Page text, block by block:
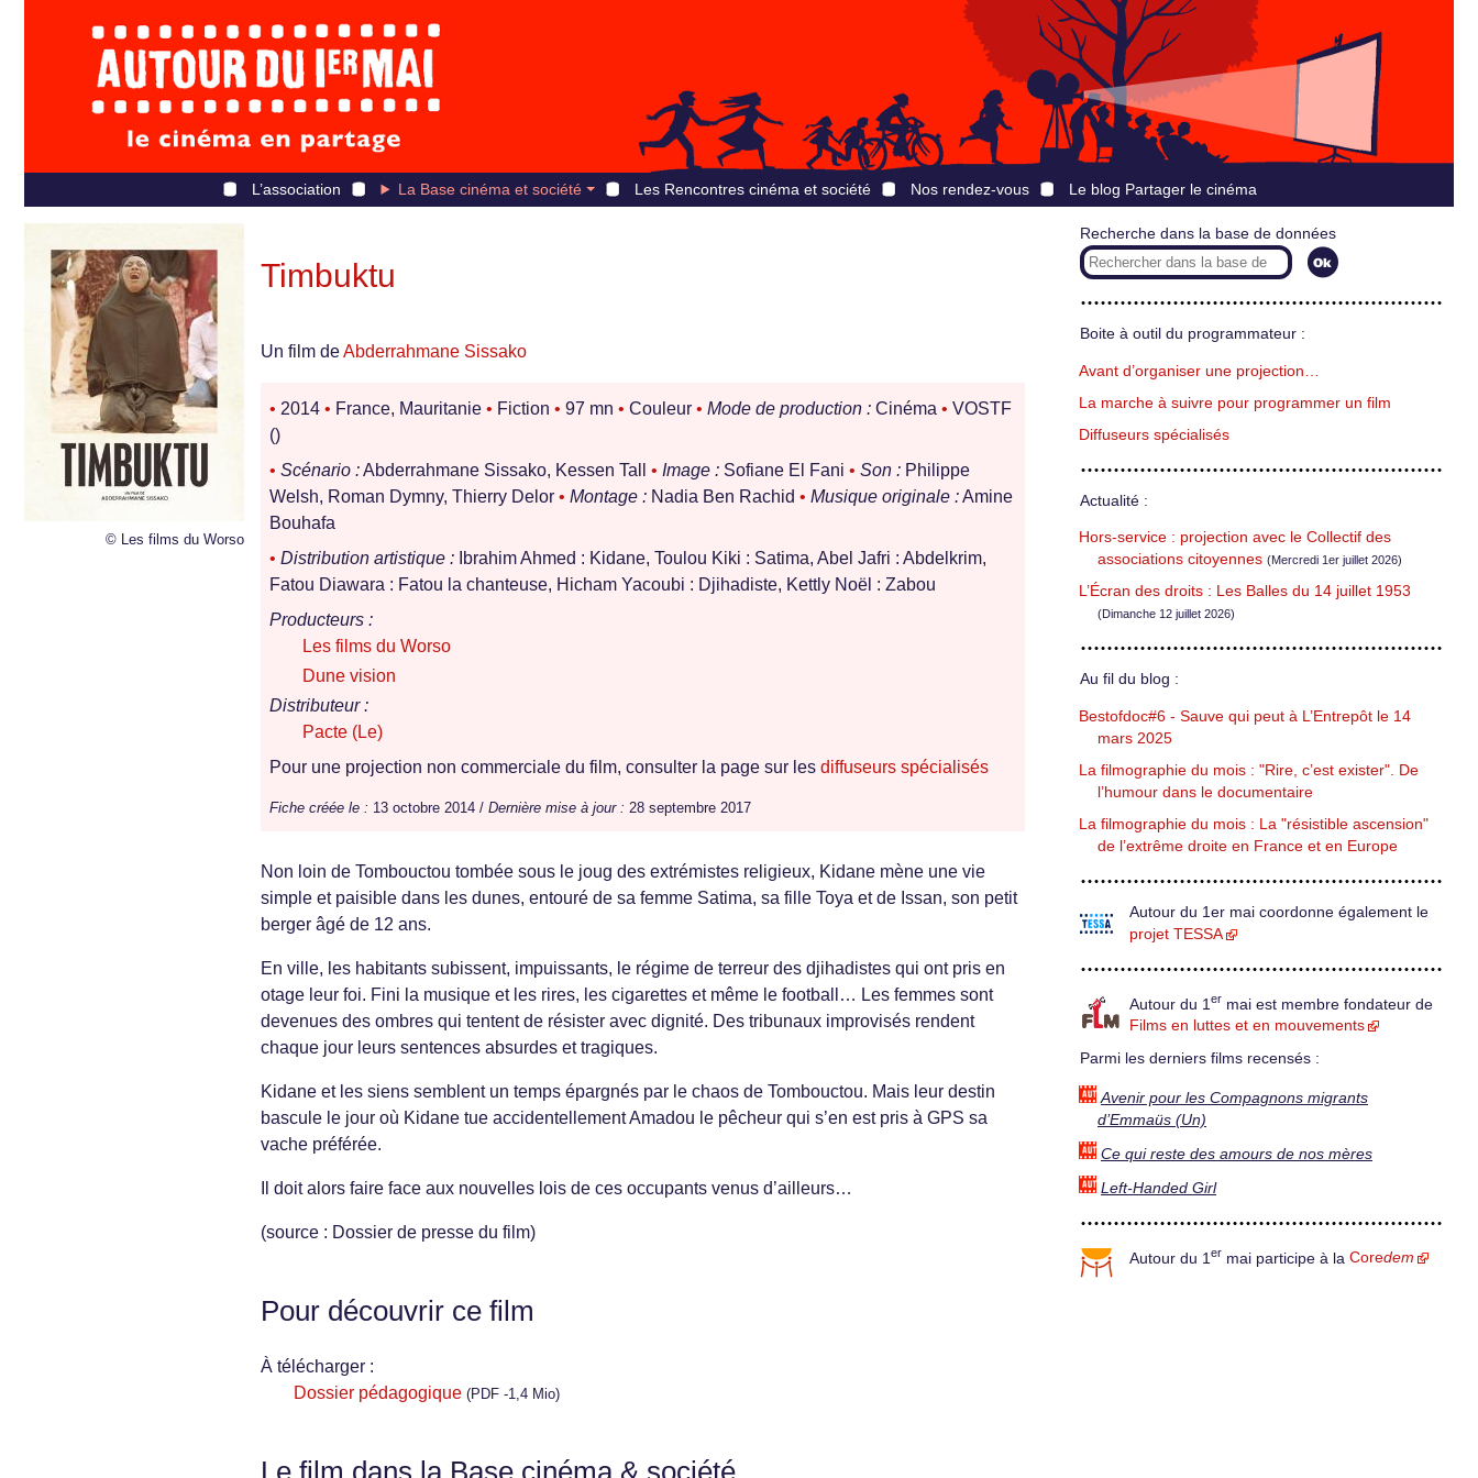
L’association La Base cinéma et société Les Rencontres cinéma et société Nos rendez-vous Le blog Partager le cinéma
© Les films du Worso
Timbuktu
Un film deAbderrahmane Sissako
• 2014 • France, Mauritanie • Fiction • 97 mn • Couleur • Mode de production : Cinéma • VOSTF
()
• Scénario :Abderrahmane Sissako, Kessen Tall • Image : Sofiane El Fani • Son : Philippe
Welsh, Roman Dymny, Thierry Delor • Montage : Nadia Ben Rachid • Musique originale :Amine
Bouhafa
• Distribution artistique : Ibrahim Ahmed : Kidane, Toulou Kiki : Satima, Abel Jafri : Abdelkrim,
Fatou Diawara : Fatou la chanteuse, Hicham Yacoubi : Djihadiste, Kettly Noël : Zabou
Producteurs :
Les films du Worso
Dune vision
Distributeur :
Pacte (Le)
Pour une projection non commerciale du film, consulter la page sur les diffuseurs spécialisés
Fiche créée le : 13 octobre 2014 / Dernière mise à jour : 28 septembre 2017
Non loin de Tombouctou tombée sous le joug des extrémistes religieux, Kidane mène une vie
simple et paisible dans les dunes, entouré de sa femme Satima, sa fille Toya et de Issan, son petit
berger âgé de 12 ans.
En ville, les habitants subissent, impuissants, le régime de terreur des djihadistes qui ont pris en
otage leur foi. Fini la musique et les rires, les cigarettes et même le football… Les femmes sont
devenues des ombres qui tentent de résister avec dignité. Des tribunaux improvisés rendent
chaque jour leurs sentences absurdes et tragiques.
Kidane et les siens semblent un temps épargnés par le chaos de Tombouctou. Mais leur destin
bascule le jour où Kidane tue accidentellement Amadou le pêcheur qui s’en est pris à GPS sa
vache préférée.
Il doit alors faire face aux nouvelles lois de ces occupants venus d’ailleurs…
(source : Dossier de presse du film)
Pour découvrir ce film
À télécharger :
Dossier pédagogique (PDF -1,4 Mio)
Le film dans la Base cinéma & société
Recherche dans la base de données
Boite à outil du programmateur :
Avant d’organiser une projection…
La marche à suivre pour programmer un film
Diffuseurs spécialisés
Actualité :
Hors-service : projection avec le Collectif des
associations citoyennes (Mercredi 1er juillet 2026)
L’Écran des droits : Les Balles du 14 juillet 1953
(Dimanche 12 juillet 2026)
Au fil du blog :
Bestofdoc#6 - Sauve qui peut à L’Entrepôt le 14
mars 2025
La filmographie du mois : "Rire, c’est exister". De
l’humour dans le documentaire
La filmographie du mois : La "résistible ascension"
de l’extrême droite en France et en Europe
Autour du 1er mai coordonne également le
projet TESSA
Autour du 1 er mai est membre fondateur de
Films en luttes et en mouvements
Parmi les derniers films recensés :
Avenir pour les Compagnons migrants
d’Emmaüs (Un)
Ce qui reste des amours de nos mères
Left-Handed Girl
Autour du 1 er mai participe à la Coredem